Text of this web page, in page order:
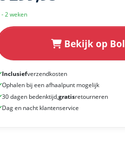
- 2 weken
Bekijk op Bol
Inclusiefverzendkosten
Ophalen bij een afhaalpunt mogelijk
30 dagen bedenktijd,gratisretourneren
Dag en nacht klantenservice